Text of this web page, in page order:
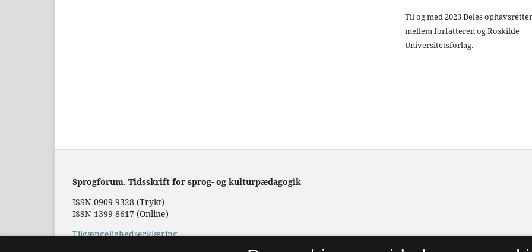
Til og med 2023 Deles
mellem forfatteren og Roskilde
Universitetsforlag.
Sprogforum. Tidsskrift for sprog- og kulturpædagogik
ISSN 0909-9328 (Trykt)
ISSN 1399-8617 (Online)
Tilgængelighedserklæring